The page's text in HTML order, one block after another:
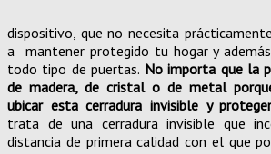
dispositivo, que no necesita
a mantener protegido tu hogar y
todo tipo de puertas. No importa que la
de madera, de cristal o de metal
ubicar esta cerradura invisible y
trata de una cerradura invisible que
distancia de primera calidad con el que